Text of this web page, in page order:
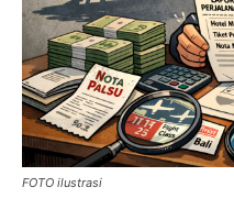
FOTO ilustrasi